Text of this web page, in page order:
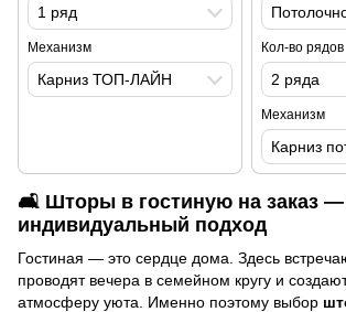
🛋 Шторы в гостиную на заказ —
индивидуальный подход
Гостиная — это сердце дома. Здесь
проводят вечера в семейном кругу и
атмосферу уюта. Именно поэтому выбор
1 ряд
Механизм
Карниз ТОП-ЛАЙН
Кол-во рядов
2 ряда
Механизм
Карниз